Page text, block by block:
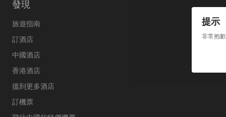
提示
非常抱
發現
旅遊指南
訂酒店
中國酒店
香港酒店
搵到更多酒店
訂機票